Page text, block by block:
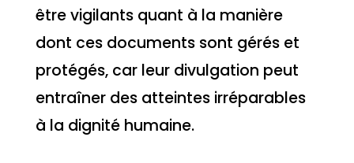
être vigilants quant à la manière
dont ces documents sont gérés et
protégés, car leur divulgation peut
entraîner des atteintes irréparables
à la dignité humaine.